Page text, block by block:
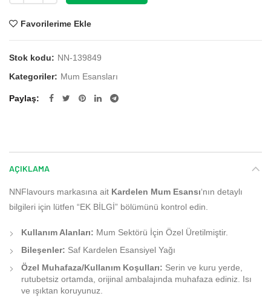
Favorilerime Ekle
Stok kodu: NN-139849
Kategoriler: Mum Esansları
Paylaş
AÇIKLAMA
NNFlavours markasına ait Kardelen Mum Esansı‘nın detaylı
bilgileri için lütfen “EK BİLGİ” bölümünü kontrol edin.
Kullanım Alanları: Mum Sektörü İçin Özel Üretilmiştir.
Bileşenler: Saf Kardelen Esansiyel Yağı
Özel Muhafaza/Kullanım Koşulları: Serin ve kuru yerde,
rutubetsiz ortamda, orijinal ambalajında muhafaza ediniz. Isı
ve ışıktan koruyunuz.